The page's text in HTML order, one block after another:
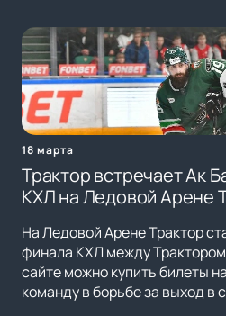
18 марта
Трактор встречает Ак
КХЛ на Ледовой Арене
На Ледовой Арене Трактор
финала КХЛ между
сайте можно купить билеты
команду в борьбе за выход в